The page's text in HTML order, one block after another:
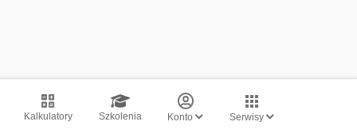
Kalkulatory Szkolenia Konto Serwisy